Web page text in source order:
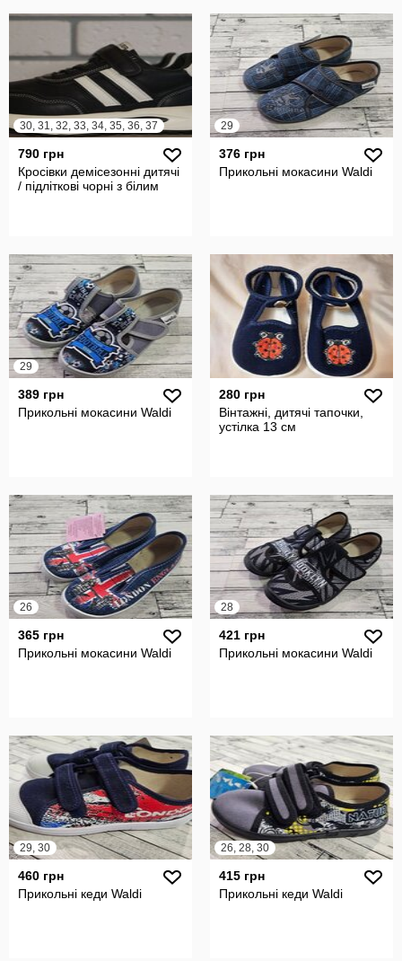
30, 31, 32, 33, 34, 35, 36, 37
790 грн
Кросівки демісезонні дитячі
/ підліткові чорні з білим
29
376 грн
Прикольні мокасини Waldi
29
389 грн
Прикольні мокасини Waldi
280 грн
Вінтажні, дитячі тапочки,
устілка 13 см
26
365 грн
Прикольні мокасини Waldi
28
421 грн
Прикольні мокасини Waldi
29, 30
460 грн
Прикольні кеди Waldi
26, 28, 30
415 грн
Прикольні кеди Waldi